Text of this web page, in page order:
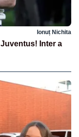
Ionuț Nichita
Inter a